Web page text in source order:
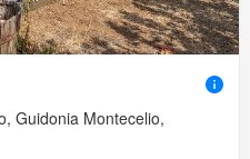
Guidonia Montecelio,